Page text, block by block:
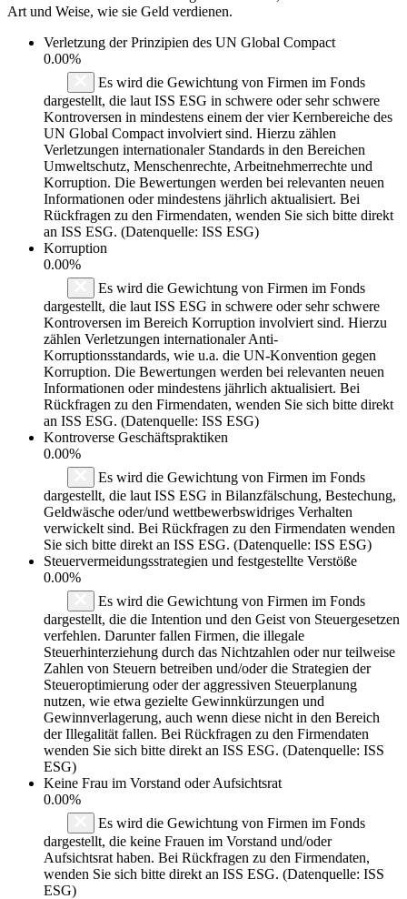
Art und Weise, wie sie Geld verdienen.
Verletzung der Prinzipien des UN Global Compact
0.00%
Es wird die Gewichtung von Firmen im Fonds
dargestellt, die laut ISS ESG in schwere oder sehr schwere
Kontroversen in mindestens einem der vier Kernbereiche des
UN Global Compact involviert sind. Hierzu zählen
Verletzungen internationaler Standards in den Bereichen
Umweltschutz, Menschenrechte, Arbeitnehmerrechte und
Korruption. Die Bewertungen werden bei relevanten neuen
Informationen oder mindestens jährlich aktualisiert. Bei
Rückfragen zu den Firmendaten, wenden Sie sich bitte direkt
an ISS ESG. (Datenquelle: ISS ESG)
Korruption
0.00%
Es wird die Gewichtung von Firmen im Fonds
dargestellt, die laut ISS ESG in schwere oder sehr schwere
Kontroversen im Bereich Korruption involviert sind. Hierzu
zählen Verletzungen internationaler Anti-
Korruptionsstandards, wie u.a. die UN-Konvention gegen
Korruption. Die Bewertungen werden bei relevanten neuen
Informationen oder mindestens jährlich aktualisiert. Bei
Rückfragen zu den Firmendaten, wenden Sie sich bitte direkt
an ISS ESG. (Datenquelle: ISS ESG)
Kontroverse Geschäftspraktiken
0.00%
Es wird die Gewichtung von Firmen im Fonds
dargestellt, die laut ISS ESG in Bilanzfälschung, Bestechung,
Geldwäsche oder/und wettbewerbswidriges Verhalten
verwickelt sind. Bei Rückfragen zu den Firmendaten wenden
Sie sich bitte direkt an ISS ESG. (Datenquelle: ISS ESG)
Steuervermeidungsstrategien und festgestellte Verstöße
0.00%
Es wird die Gewichtung von Firmen im Fonds
dargestellt, die die Intention und den Geist von Steuergesetzen
verfehlen. Darunter fallen Firmen, die illegale
Steuerhinterziehung durch das Nichtzahlen oder nur teilweise
Zahlen von Steuern betreiben und/oder die Strategien der
Steueroptimierung oder der aggressiven Steuerplanung
nutzen, wie etwa gezielte Gewinnkürzungen und
Gewinnverlagerung, auch wenn diese nicht in den Bereich
der Illegalität fallen. Bei Rückfragen zu den Firmendaten
wenden Sie sich bitte direkt an ISS ESG. (Datenquelle: ISS
ESG)
Keine Frau im Vorstand oder Aufsichtsrat
0.00%
Es wird die Gewichtung von Firmen im Fonds
dargestellt, die keine Frauen im Vorstand und/oder
Aufsichtsrat haben. Bei Rückfragen zu den Firmendaten,
wenden Sie sich bitte direkt an ISS ESG. (Datenquelle: ISS
ESG)